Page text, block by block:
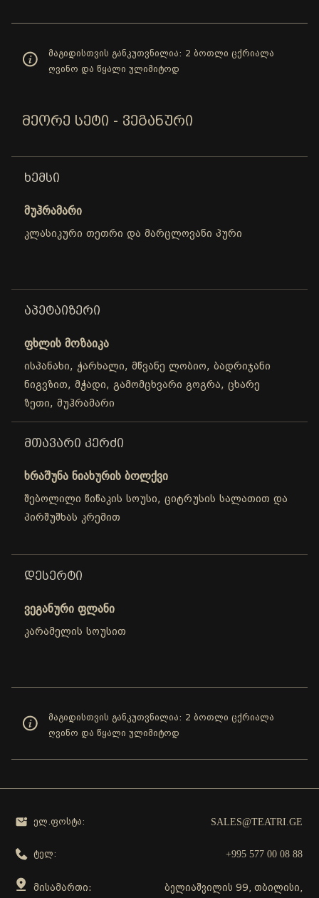
მაგიდისთვის განკუთვნილია: 2 ბოთლი ცქრიალა
ღვინო და წყალი ულიმიტოდ
ᲛᲔᲝᲠᲔ ᲡᲔᲢᲘ - ᲕᲔᲒᲐᲜᲣᲠᲘ
ᲮᲔᲛᲡᲘ
მუჰრამარი
კლასიკური თეთრი და მარცლოვანი პური
ᲐᲞᲔᲢᲐᲘᲖᲔᲠᲘ
ფხლის მოზაიკა
ისპანახი, ჭარხალი, მწვანე ლობიო, ბადრიჯანი
ნიგვზით, მჭადი, გამომცხვარი გოგრა, ცხარე
ზეთი, მუჰრამარი
ᲛᲗᲐᲕᲐᲠᲘ ᲙᲔᲠᲫᲘ
ხრაშუნა ნიახურის ბოლქვი
შებოლილი წიწაკის სოუსი, ციტრუსის სალათით და
პირშუშხას კრემით
ᲓᲔᲡᲔᲠᲢᲘ
ვეგანური ფლანი
კარამელის სოუსით
მაგიდისთვის განკუთვნილია: 2 ბოთლი ცქრიალა
ღვინო და წყალი ულიმიტოდ
ელ.ფოსტა: SALES@TEATRI.GE
ტელ: +995 577 00 08 88
მისამართი: ბელიაშვილის 99, თბილისი,